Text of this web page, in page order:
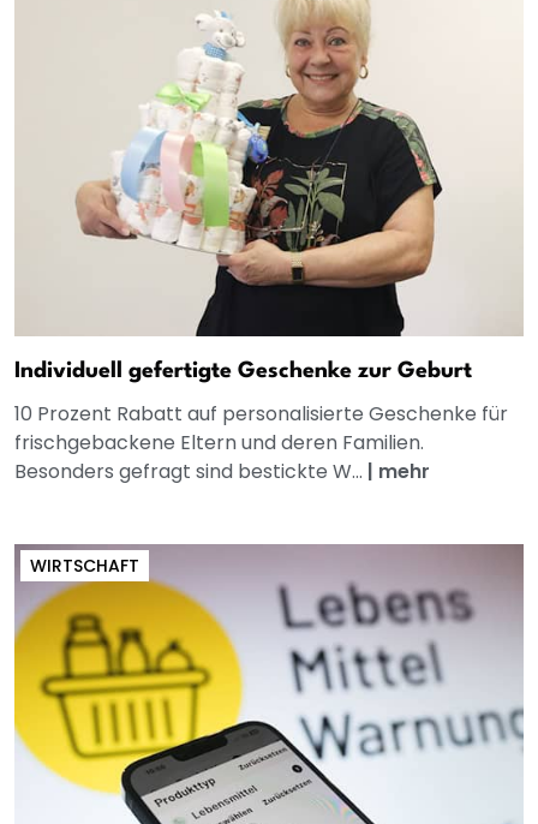
Individuell gefertigte Geschenke zur Geburt
10 Prozent Rabatt auf personalisierte Geschenke für
frischgebackene Eltern und deren Familien.
Besonders gefragt sind bestickte W... | mehr
WIRTSCHAFT